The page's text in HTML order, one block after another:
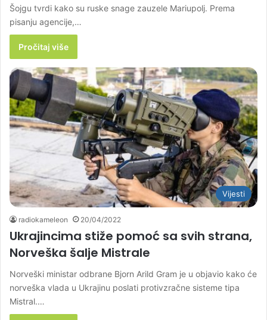
Šojgu tvrdi kako su ruske snage zauzele Mariupolj. Prema
pisanju agencije,…
Pročitaj više
Vijesti
radiokameleon 20/04/2022
Ukrajincima stiže pomoć sa svih strana,
Norveška šalje Mistrale
Norveški ministar odbrane Bjorn Arild Gram je u objavio kako će
norveška vlada u Ukrajinu poslati protivzračne sisteme tipa
Mistral.…